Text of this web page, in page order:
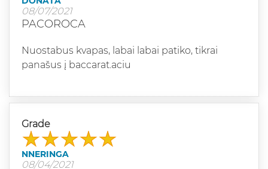
08/07/2021
PACOROCA
Nuostabus kvapas, labai labai patiko, tikrai
panašus į baccarat.aciu
Grade
NNERINGA
08/04/2021